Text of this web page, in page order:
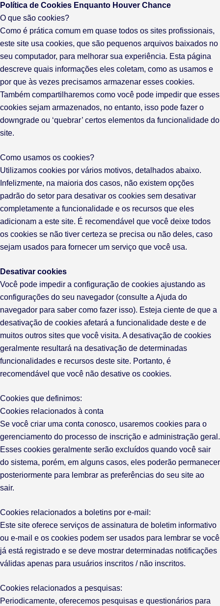
Política de Cookies Enquanto Houver Chance
O que são cookies?
Como é prática comum em quase todos os sites profissionais,
este site usa cookies, que são pequenos arquivos baixados no
seu computador, para melhorar sua experiência. Esta página
descreve quais informações eles coletam, como as usamos e
por que às vezes precisamos armazenar esses cookies.
Também compartilharemos como você pode impedir que esses
cookies sejam armazenados, no entanto, isso pode fazer o
downgrade ou ‘quebrar’ certos elementos da funcionalidade do
site.
Como usamos os cookies?
Utilizamos cookies por vários motivos, detalhados abaixo.
Infelizmente, na maioria dos casos, não existem opções
padrão do setor para desativar os cookies sem desativar
completamente a funcionalidade e os recursos que eles
adicionam a este site. É recomendável que você deixe todos
os cookies se não tiver certeza se precisa ou não deles, caso
sejam usados ​​para fornecer um serviço que você usa.
Desativar cookies
Você pode impedir a configuração de cookies ajustando as
configurações do seu navegador (consulte a Ajuda do
navegador para saber como fazer isso). Esteja ciente de que a
desativação de cookies afetará a funcionalidade deste e de
muitos outros sites que você visita. A desativação de cookies
geralmente resultará na desativação de determinadas
funcionalidades e recursos deste site. Portanto, é
recomendável que você não desative os cookies.
Cookies que definimos:
Cookies relacionados à conta
Se você criar uma conta conosco, usaremos cookies para o
gerenciamento do processo de inscrição e administração geral.
Esses cookies geralmente serão excluídos quando você sair
do sistema, porém, em alguns casos, eles poderão permanecer
posteriormente para lembrar as preferências do seu site ao
sair.
Cookies relacionados a boletins por e-mail:
Este site oferece serviços de assinatura de boletim informativo
ou e-mail e os cookies podem ser usados ​​para lembrar se você
já está registrado e se deve mostrar determinadas notificações
válidas apenas para usuários inscritos / não inscritos.
Cookies relacionados a pesquisas:
Periodicamente, oferecemos pesquisas e questionários para